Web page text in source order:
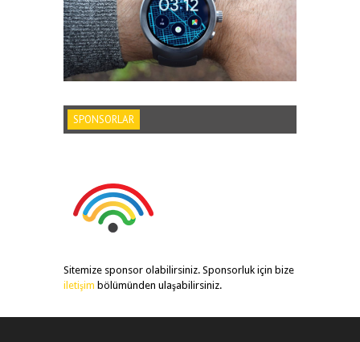
SPONSORLAR
Sitemize sponsor olabilirsiniz. Sponsorluk için bize
iletişim bölümünden ulaşabilirsiniz.